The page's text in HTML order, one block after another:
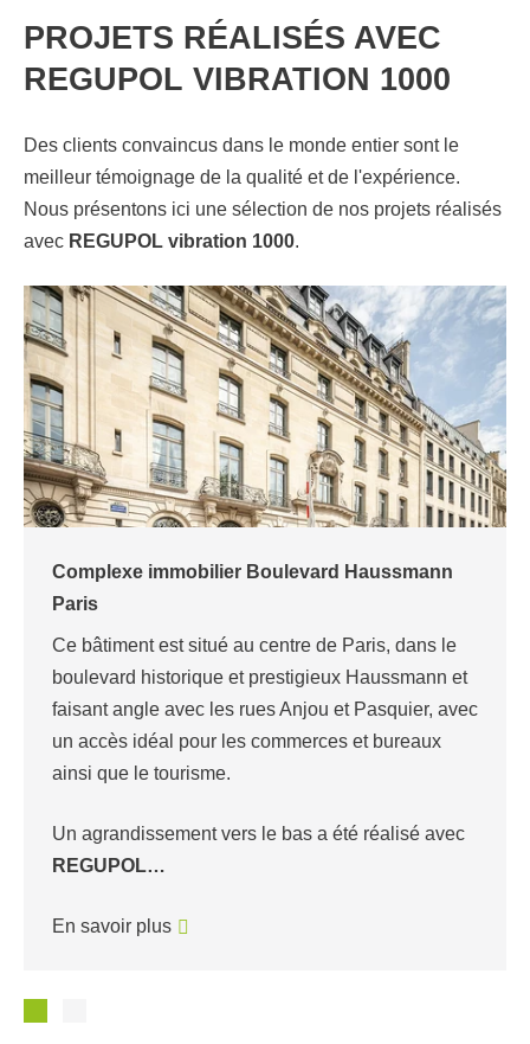
PROJETS RÉALISÉS AVEC
REGUPOL VIBRATION 1000
Des clients convaincus dans le monde entier sont le
meilleur témoignage de la qualité et de l'expérience.
Nous présentons ici une sélection de nos projets réalisés
avec REGUPOL vibration 1000.
Complexe immobilier Boulevard Haussmann
Paris
Ce bâtiment est situé au centre de Paris, dans le
boulevard historique et prestigieux Haussmann et
faisant angle avec les rues Anjou et Pasquier, avec
un accès idéal pour les commerces et bureaux
ainsi que le tourisme.
Un agrandissement vers le bas a été réalisé avec
REGUPOL…
En savoir plus